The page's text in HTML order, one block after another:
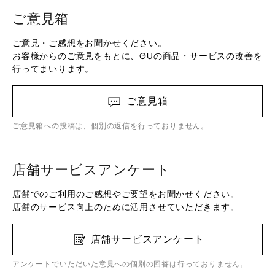
ご意見箱
ご意見・ご感想をお聞かせください。
お客様からのご意見をもとに、GUの商品・サービスの改善を
行ってまいります。
ご意見箱
ご意見箱への投稿は、個別の返信を行っておりません。
店舗サービスアンケート
店舗でのご利用のご感想やご要望をお聞かせください。
店舗のサービス向上のために活用させていただきます。
店舗サービスアンケート
アンケートでいただいた意見への個別の回答は行っておりません。